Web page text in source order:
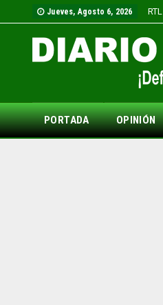
Jueves, Agosto 6, 2026 RTL
PORTADA OPINIÓN